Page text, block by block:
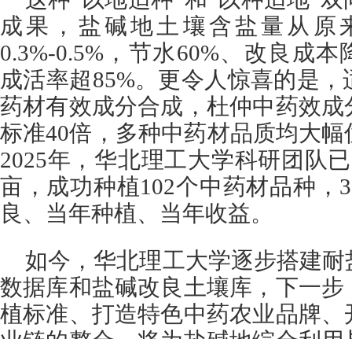
成果，盐碱地土壤含盐量从原
0.3%-0.5%，节水60%、改良成
成活率超85%。更令人惊喜的是
药材有效成分合成，杜仲中药效
标准40倍，多种中药材品质均大
2025年，华北理工大学科研团队
亩，成功种植102个中药材品种，
良、当年种植、当年收益。
如今，华北理工大学逐步搭建
数据库和盐碱改良土壤库，下一
植标准、打造特色中药农业品牌